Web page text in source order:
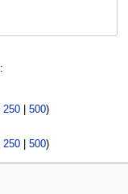
:
250| 500)
250| 500)